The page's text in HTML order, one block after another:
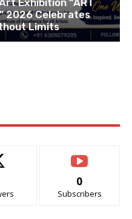
2026 Celebrates
Limits
0
Subscribers